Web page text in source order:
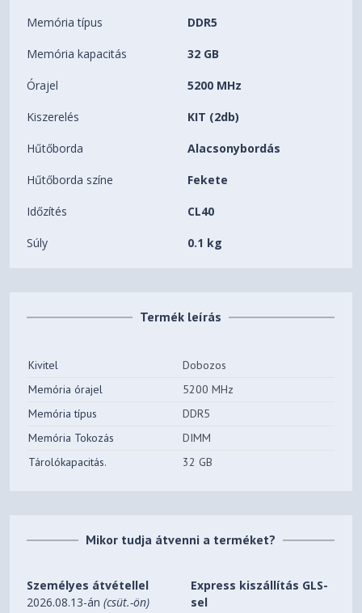
Memória típus DDR5
Memória kapacitás 32 GB
Órajel 5200 MHz
Kiszerelés KIT (2db)
Hűtőborda Alacsonybordás
Hűtőborda színe Fekete
Időzítés CL40
Súly 0.1 kg
Termék leírás
Kivitel
Dobozos
Memória órajel
5200 MHz
Memória típus
DDR5
Memória Tokozás
DIMM
Tárolókapacitás.
32 GB
Mikor tudja átvenni a terméket?
Személyes átvétellel
2026.08.13-án(csüt.-ön)
Express kiszállítás GLS-
sel